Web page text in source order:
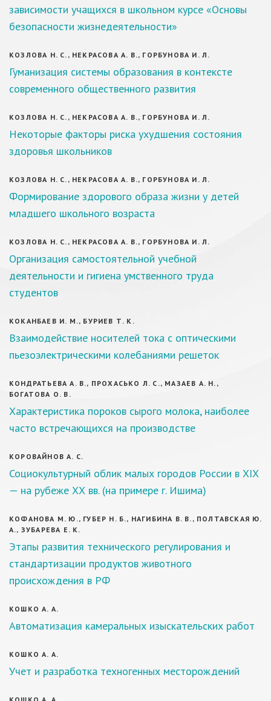
зависимости учащихся в школьном курсе «Основы
безопасности жизнедеятельности»
КОЗЛОВА Н. С., НЕКРАСОВА А. В., ГОРБУНОВА И. Л.
Гуманизация системы образования в контексте
современного общественного развития
КОЗЛОВА Н. С., НЕКРАСОВА А. В., ГОРБУНОВА И. Л.
Некоторые факторы риска ухудшения состояния
здоровья школьников
КОЗЛОВА Н. С., НЕКРАСОВА А. В., ГОРБУНОВА И. Л.
Формирование здорового образа жизни у детей
младшего школьного возраста
КОЗЛОВА Н. С., НЕКРАСОВА А. В., ГОРБУНОВА И. Л.
Организация самостоятельной учебной
деятельности и гигиена умственного труда
студентов
КОКАНБАЕВ И. М., БУРИЕВ Т. К.
Взаимодействие носителей тока с оптическими
пьезоэлектрическими колебаниями решеток
КОНДРАТЬЕВА А. В., ПРОХАСЬКО Л. С., МАЗАЕВ А. Н.,
БОГАТОВА О. В.
Характеристика пороков сырого молока, наиболее
часто встречающихся на производстве
КОРОВАЙНОВ А. С.
Социокультурный облик малых городов России в ХIХ
— на рубеже ХХ вв. (на примере г. Ишима)
КОФАНОВА М. Ю., ГУБЕР Н. Б., НАГИБИНА В. В., ПОЛТАВСКАЯ Ю.
А., ЗУБАРЕВА Е. К.
Этапы развития технического регулирования и
стандартизации продуктов животного
происхождения в РФ
КОШКО А. А.
Автоматизация камеральных изыскательских работ
КОШКО А. А.
Учет и разработка техногенных месторождений